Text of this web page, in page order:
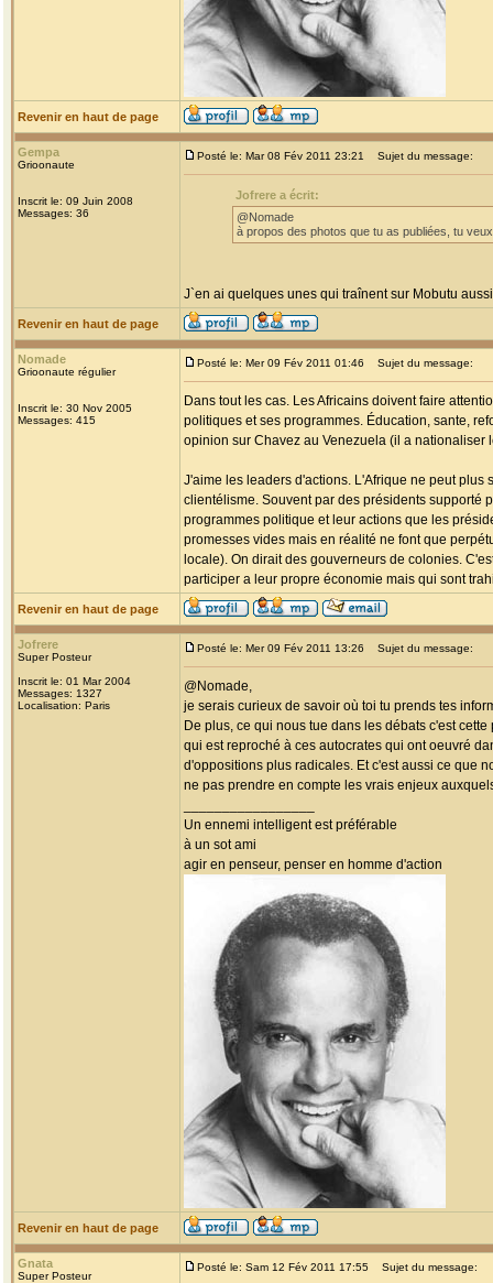
Revenir en haut de page
Gempa
Grioonaute
Inscrit le: 09 Juin 2008
Messages: 36
Posté le: Mar 08 Fév 2011 23:21 Sujet du message:
Jofrere a écrit:
@Nomade
à propos des photos que tu as publiées, tu
J`en ai quelques unes qui traînent sur Mobutu
Revenir en haut de page
Nomade
Grioonaute régulier
Inscrit le: 30 Nov 2005
Messages: 415
Posté le: Mer 09 Fév 2011 01:46 Sujet du message:
Dans tout les cas. Les Africains doivent faire
politiques et ses programmes. Éducation, sante,
opinion sur Chavez au Venezuela (il a nationaliser
J'aime les leaders d'actions. L'Afrique ne peut
clientélisme. Souvent par des présidents supporté
programmes politique et leur actions que les
promesses vides mais en réalité ne font que
locale). On dirait des gouverneurs de colonies.
participer a leur propre économie mais qui sont
Revenir en haut de page
Jofrere
Super Posteur
Inscrit le: 01 Mar 2004
Messages: 1327
Localisation: Paris
Posté le: Mer 09 Fév 2011 13:26 Sujet du message:
@Nomade,
je serais curieux de savoir où toi tu prends tes
De plus, ce qui nous tue dans les débats c'est
qui est reproché à ces autocrates qui ont oeuvré
d'oppositions plus radicales. Et c'est aussi ce que
ne pas prendre en compte les vrais enjeux
Un ennemi intelligent est préférable
à un sot ami
agir en penseur, penser en homme d'action
Revenir en haut de page
Gnata
Super Posteur
Posté le: Sam 12 Fév 2011 17:55 Sujet du message: